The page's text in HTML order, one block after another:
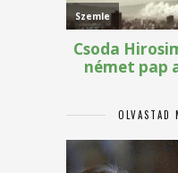
OLVASTAD